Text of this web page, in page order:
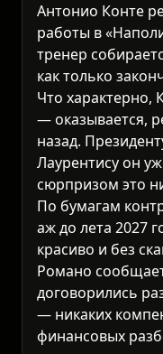
Антонио Конте
работы в
тренер
как только
Что характерно,
— оказывается,
назад.
Лаурентису он
сюрпризом это
По бумагам
аж до лета 2027
красиво и без
Романо
договорились
— никаких
финансовых